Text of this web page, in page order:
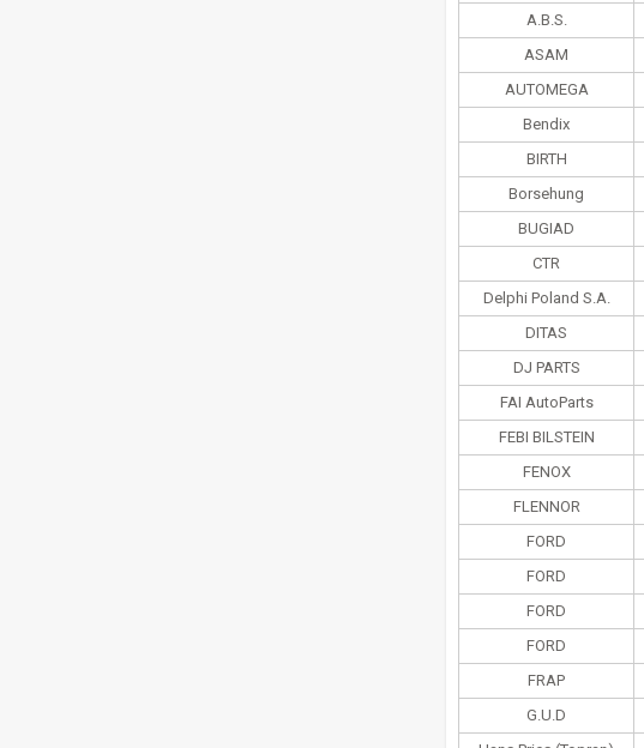
A.B.S.
ASAM
AUTOMEGA
Bendix
BIRTH
Borsehung
BUGIAD
CTR
Delphi Poland S.А.
DITAS
DJ PARTS
FAI AutoParts
FEBI BILSTEIN
FENOX
FLENNOR
FORD
FORD
FORD
FORD
FRAP
G.U.D